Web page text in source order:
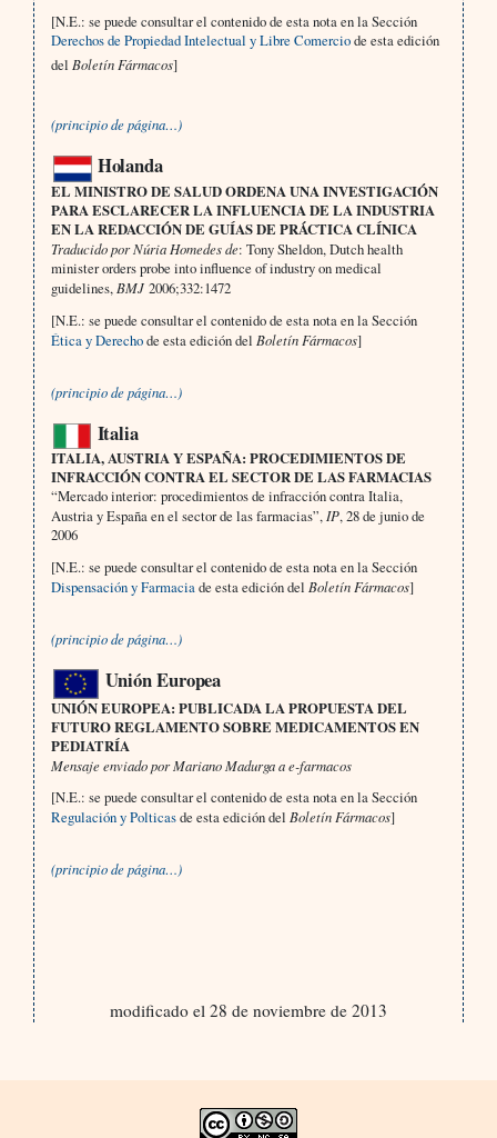
[N.E.: se puede consultar el contenido de esta nota en la Sección
Derechos de Propiedad Intelectual y Libre Comerciode esta edición
del Boletín Fármacos]
(principio de página…)
Holanda
EL MINISTRO DE SALUD ORDENA UNA INVESTIGACIÓN
PARA ESCLARECER LA INFLUENCIA DE LA INDUSTRIA
EN LA REDACCIÓN DE GUÍAS DE PRÁCTICA CLÍNICA
Traducido por Núria Homedes de: Tony Sheldon, Dutch health
minister orders probe into influence of industry on medical
guidelines, BMJ2006;332:1472
[N.E.: se puede consultar el contenido de esta nota en la Sección
Ética y Derechode esta edición del Boletín Fármacos]
(principio de página…)
Italia
ITALIA, AUSTRIA Y ESPAÑA: PROCEDIMIENTOS DE
INFRACCIÓN CONTRA EL SECTOR DE LAS FARMACIAS
“Mercado interior: procedimientos de infracción contra Italia,
Austria y España en el sector de las farmacias”, IP, 28 de junio de
2006
[N.E.: se puede consultar el contenido de esta nota en la Sección
Dispensación y Farmaciade esta edición del Boletín Fármacos]
(principio de página…)
Unión Europea
UNIÓN EUROPEA: PUBLICADA LA PROPUESTA DEL
FUTURO REGLAMENTO SOBRE MEDICAMENTOS EN
PEDIATRÍA
Mensaje enviado por Mariano Madurga a e-farmacos
[N.E.: se puede consultar el contenido de esta nota en la Sección
Regulación y Polticasde esta edición del Boletín Fármacos]
(principio de página…)
modificado el 28 de noviembre de 2013